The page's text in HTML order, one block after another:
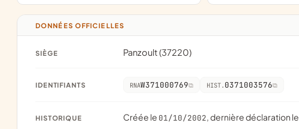
DONNÉES OFFICIELLES
SIÈGE Panzoult (37220)
IDENTIFIANTS RNAW371000769 HIST. 0371003576
HISTORIQUE Créée le 01/10/2002, dernière déclaration le